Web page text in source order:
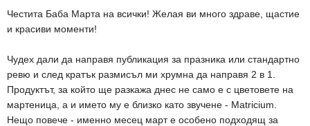
Честита Баба Марта на всички! Желая ви много здраве, щастие
и красиви моменти!
Чудех дали да направя публикация за празника или стандартно
ревю и след кратък размисъл ми хрумна да направя 2 в 1.
Продуктът, за който ще разкажа днес не само е с цветовете на
мартеница, а и името му е близко като звучене - Matricium.
Нещо повече - именно месец март е особено подходящ за